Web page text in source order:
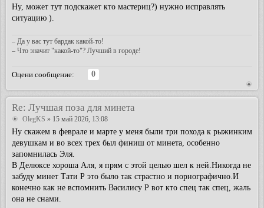
Ну, может тут подскажет кто мастериц?) нужно исправлять
ситуацию ).
– Да у вас тут бардак какой-то!
– Что значит "какой-то"? Лучший в городе!
Оцени сообщение:
0
Re: Лучшая поза для минета
OlegKS » 15 май 2026, 13:08
Ну скажем в феврале и марте у меня были три похода к рыжинким
девушкам и во всех трех был финиш от минета, особенно
запомнилась Эля.
В Делюксе хороша Аля, я прям с этой целью шел к ней.Никогда не
забуду минет Тати Р это было так страстно и порнографично.И
конечно как не вспомнить Василису Р вот кто спец так спец, жаль
она не снами.